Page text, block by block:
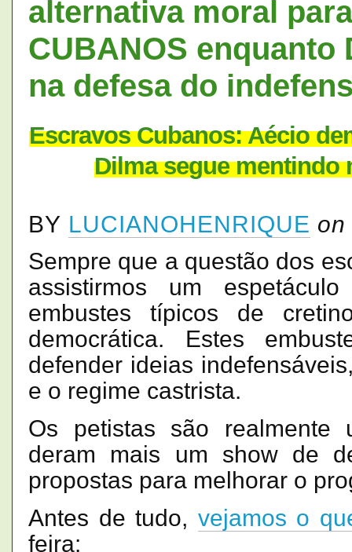
alternativa moral
CUBANOS
na defesa do
Escravos Cubanos: Aécio
Dilma segue mentindo
BY LUCIANOHENRIQUE on
Sempre que a questão dos
assistirmos um
embustes típicos de
democrática. Estes
defender ideias
e o regime castrista.
Os petistas são realmente
deram mais um show de
propostas para melhorar o
Antes de tudo, vejamos o
feira: